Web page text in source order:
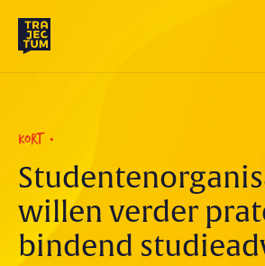
content
KORT
willen verder
bindend